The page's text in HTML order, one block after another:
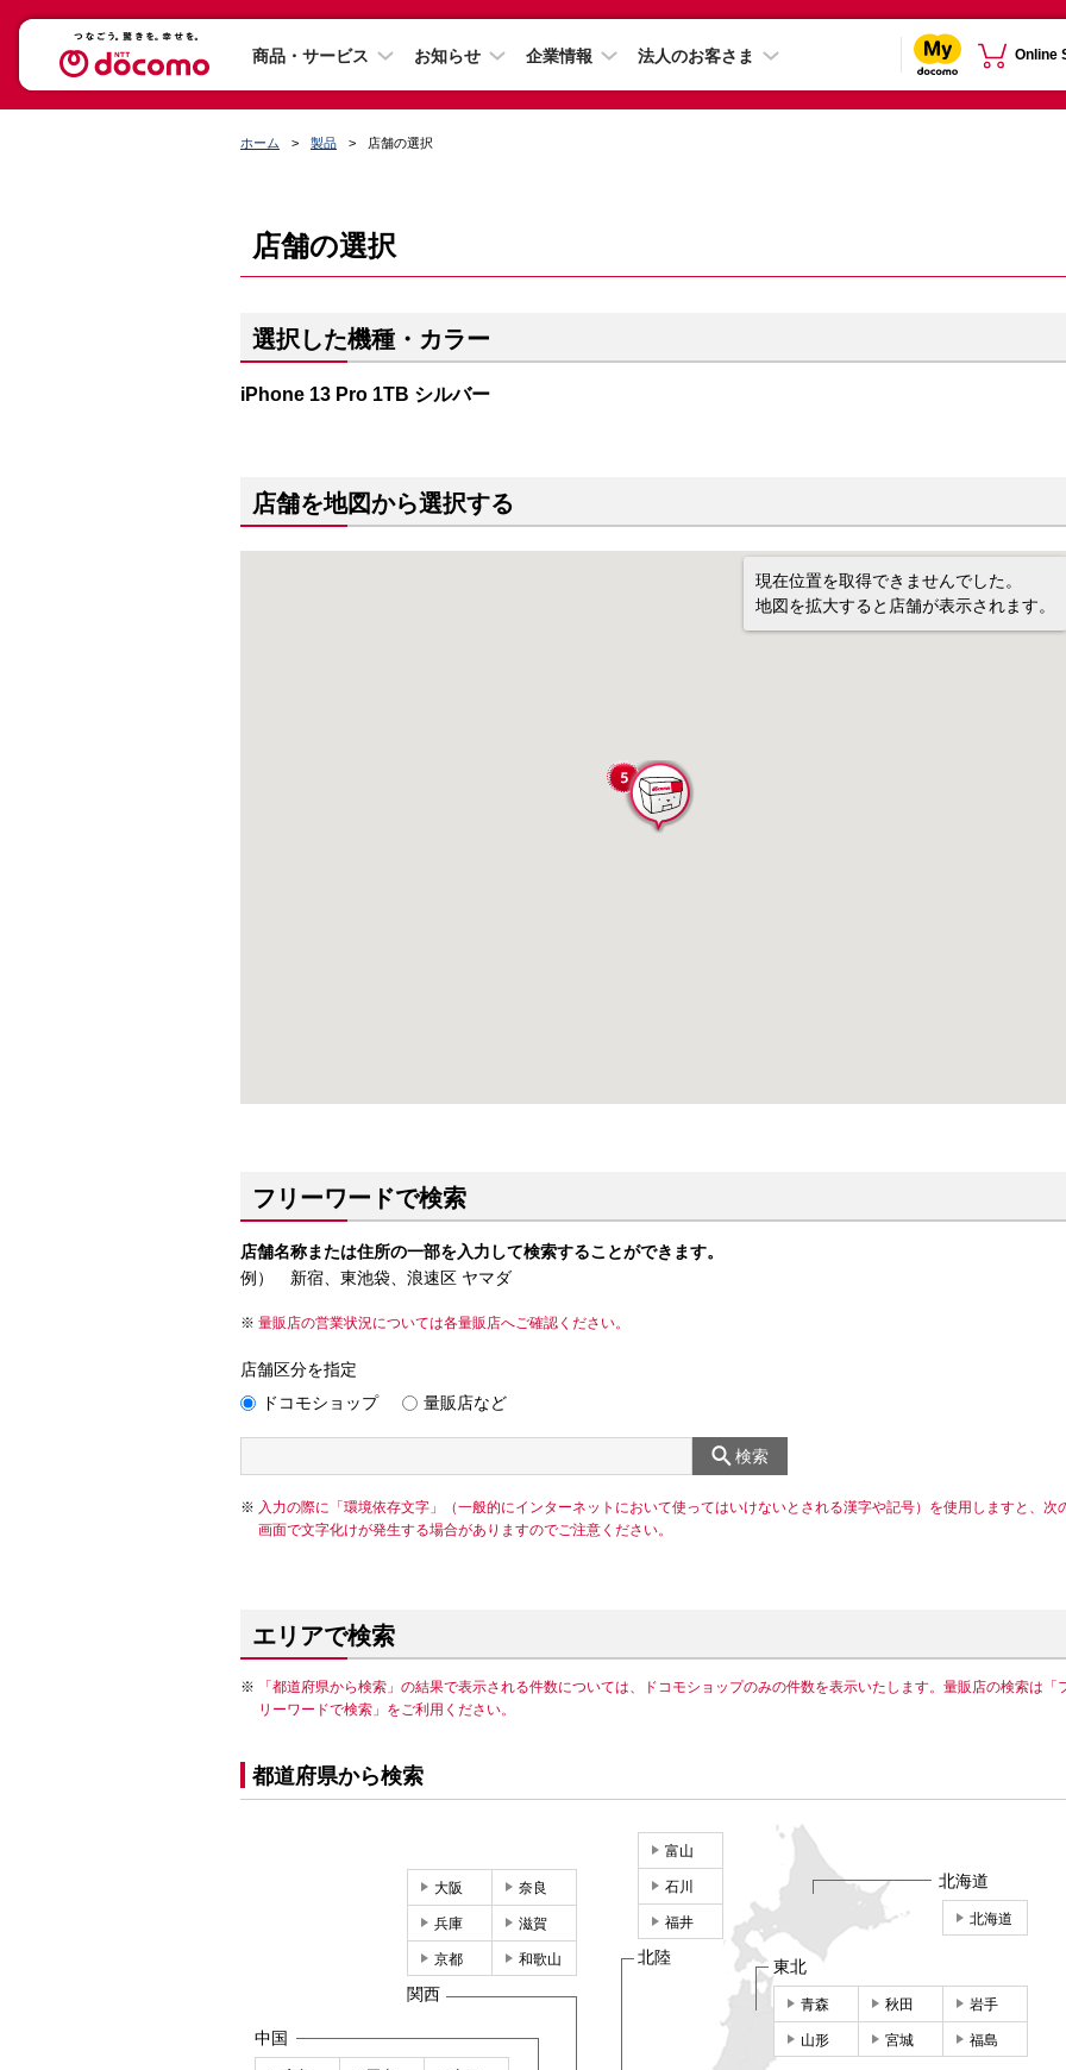
商品・サービス お知らせ 企業情報 法人のお客さま Online
ホーム 製品 店舗の選択
店舗の選択
選択した機種・カラー
iPhone 13 Pro 1TB シルバー
店舗を地図から選択する
現在位置を取得できませんでした。
地図を拡大すると店舗が表示されます。
フリーワードで検索
店舗名称または住所の一部を入力して検索することができます。
例） 新宿、東池袋、浪速区 ヤマダ
量販店の営業状況については各量販店へご確認ください。
店舗区分を指定
ドコモショップ
量販店など
検索
入力の際に「環境依存文字」（一般的にインターネットにおいて使ってはいけないとされる漢字や記号）を使用しますと、次
画面で文字化けが発生する場合がありますのでご注意ください。
エリアで検索
「都道府県から検索」の結果で表示される件数については、ドコモショップのみの件数を表示いたします。量販店の検索は「
リーワードで検索」をご利用ください。
都道府県から検索
北海道
北海道
東北
青森 秋田 岩手
山形 宮城 福島
富山
石川
福井
北陸
大阪 奈良
兵庫 滋賀
京都 和歌山
関西
中国